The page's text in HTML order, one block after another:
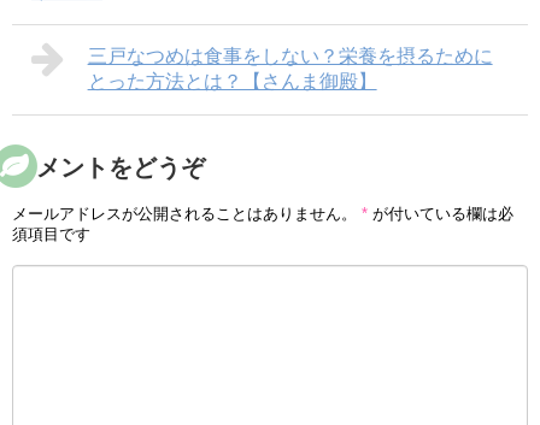
三戸なつめは食事をしない？栄養を摂るために
とった方法とは？【さんま御殿】
コメントをどうぞ
メールアドレスが公開されることはありません。 * が付いている欄は必
須項目です